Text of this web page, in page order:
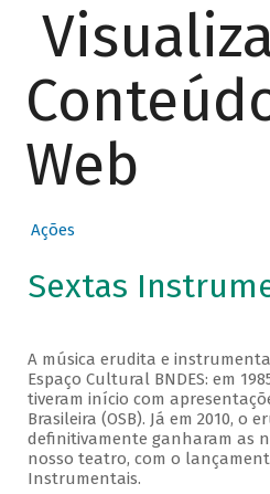
Web
Ações
Sextas
A música erudita e
Espaço Cultural BNDES: em
tiveram início com
Brasileira (OSB). Já em 2010,
definitivamente ganharam as
nosso teatro, com o
Instrumentais.